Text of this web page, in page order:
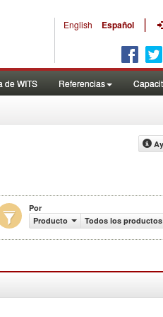
English Español |
de WITS Referencias
US$)
Por
Producto
Todos los productos